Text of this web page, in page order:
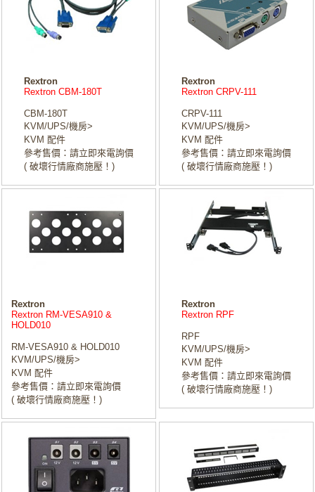
Rextron
Rextron CBM-180T
CBM-180T
KVM/UPS/機房>
KVM 配件
參考售價：請立即來電詢價
( 破壞行情廠商施壓！)
Rextron
Rextron CRPV-111
CRPV-111
KVM/UPS/機房>
KVM 配件
參考售價：請立即來電詢價
( 破壞行情廠商施壓！)
Rextron
Rextron RM-VESA910 &
HOLD010
RM-VESA910 & HOLD010
KVM/UPS/機房>
KVM 配件
參考售價：請立即來電詢價
( 破壞行情廠商施壓！)
Rextron
Rextron RPF
RPF
KVM/UPS/機房>
KVM 配件
參考售價：請立即來電詢價
( 破壞行情廠商施壓！)